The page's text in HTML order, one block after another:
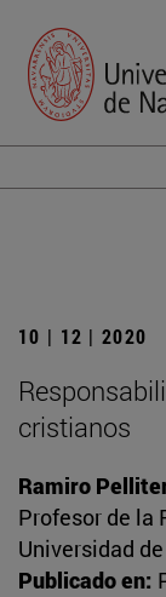
10 | 12 | 2020
cristianos
Ramiro
Profesor de la
Universidad
Publicado en: